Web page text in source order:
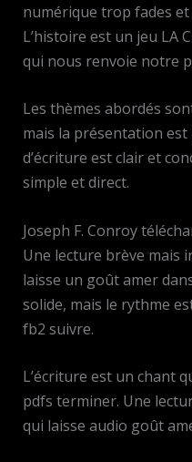
numérique trop fades
L’histoire est un jeu LA
qui nous renvoie notre
Les thèmes abordés
mais la présentation
d’écriture est clair et
simple et direct.
Joseph F. Conroy
Une lecture brève mais
laisse un goût amer
solide, mais le rythme
fb2 suivre.
L’écriture est un chant
pdfs terminer. Une
qui laisse audio goût